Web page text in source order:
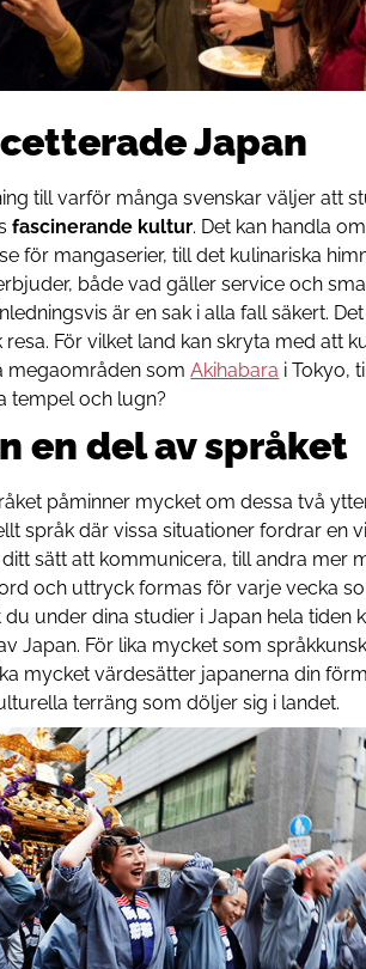
Japan
till varför många svenskar väljer att
fascinerande kultur. Det kan handla
för mangaserier, till det kulinariska
både vad gäller service och
är en sak i alla fall säkert.
För vilket land kan skryta med att
megaområden somAkihabara i Tokyo,
tempel och lugn?
en del av språket
påminner mycket om dessa två
språk där vissa situationer fordrar en
sätt att kommunicera, till andra mer
och uttryck formas för varje vecka
du under dina studier i Japan hela tiden
Japan. För lika mycket som
mycket värdesätter japanerna din
terräng som döljer sig i landet.